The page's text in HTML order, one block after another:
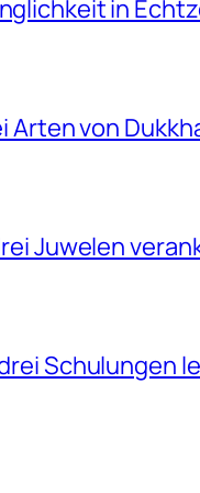
in
Arten von
Juwelen
Schulungen